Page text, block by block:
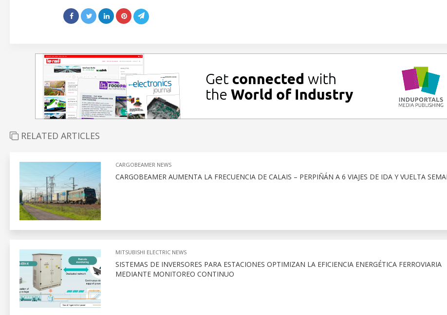
RELATED ARTICLES
CARGOBEAMER NEWS
CARGOBEAMER AUMENTA LA FRECUENCIA DE CALAIS – PERPIÑÁN A 6 VIAJES DE IDA Y VUELTA
MITSUBISHI ELECTRIC NEWS
SISTEMAS DE INVERSORES PARA ESTACIONES OPTIMIZAN LA EFICIENCIA ENERGÉTICA FERROVIARIA
MEDIANTE MONITOREO CONTINUO